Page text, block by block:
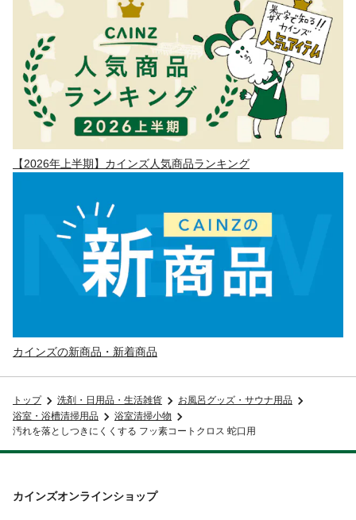
【2026年上半期】カインズ人気商品ランキング
カインズの新商品・新着商品
トップ 洗剤・日用品・生活雑貨
お風呂グッズ・サウナ用品
浴室・浴槽清掃用品
浴室清掃小物
汚れを落としつきにくくする フッ素コートクロス 蛇口用
カインズオンラインショップ